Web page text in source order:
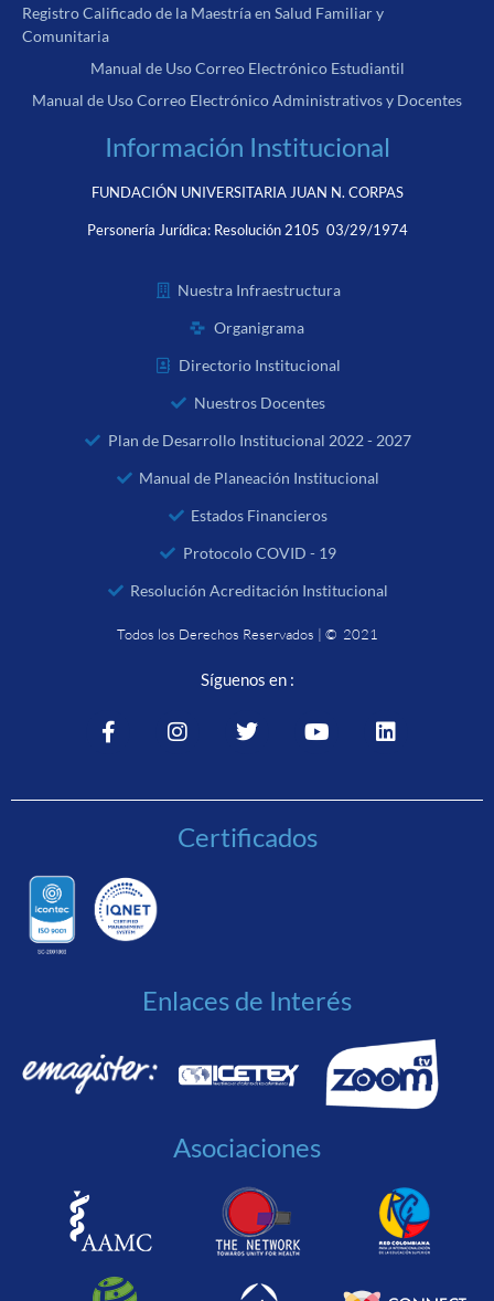
Registro Calificado de la Maestría en Salud Familiar y
Comunitaria
Manual de Uso Correo Electrónico Estudiantil
Manual de Uso Correo Electrónico Administrativos y Docentes
Información Institucional
FUNDACIÓN UNIVERSITARIA JUAN N. CORPAS
Personería Jurídica: Resolución 2105 03/29/1974
Nuestra Infraestructura
Organigrama
Directorio Institucional
Nuestros Docentes
Plan de Desarrollo Institucional 2022 - 2027
Manual de Planeación Institucional
Estados Financieros
Protocolo COVID - 19
Resolución Acreditación Institucional
Todos los Derechos Reservados | © 2021
Síguenos en :
Certificados
Enlaces de Interés
Asociaciones